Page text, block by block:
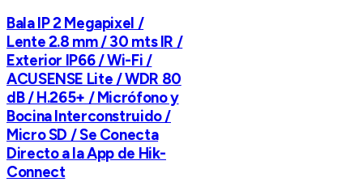
Bala IP 2 Megapixel /
Lente 2.8 mm / 30 mts IR /
Exterior IP66 / Wi-Fi /
ACUSENSE Lite / WDR 80
dB / H.265+ / Micrófono y
Bocina Interconstruido /
Micro SD / Se Conecta
Directo a la App de Hik-
Connect